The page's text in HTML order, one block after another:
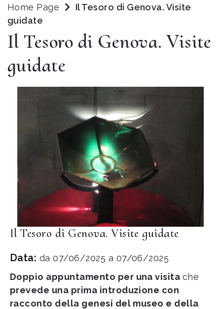
Home Page
Il Tesoro di Genova. Visite
guidate
Il Tesoro di Genova. Visite
guidate
Il Tesoro di Genova. Visite guidate
Data: da 07/06/2025 a 07/06/2025
Doppio appuntamento per una visita che
prevede una prima introduzione con
racconto della genesi del museo e della